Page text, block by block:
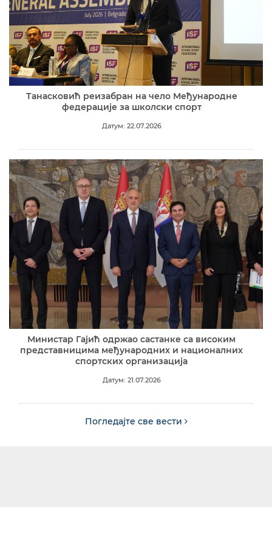
Танасковић реизабран на чело Међународне
федерације за школски спорт
Датум: 22.07.2026
Министар Гајић одржао састанке са високим
представницима међународних и националних
спортских организација
Датум: 21.07.2026
Погледајте све вести